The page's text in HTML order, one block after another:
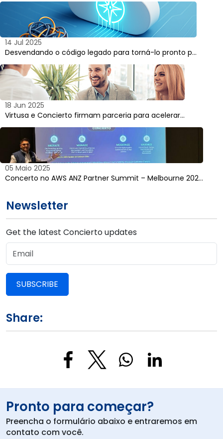
14 Jul 2025
Desvendando o código legado para torná-lo pronto p…
18 Jun 2025
Virtusa e Concierto firmam parceria para acelerar…
05 Maio 2025
Concerto no AWS ANZ Partner Summit – Melbourne 202…
Newsletter
Get the latest Concierto updates
SUBSCRIBE
Share:
Pronto para começar?
Preencha o formulário abaixo e entraremos em
contato com você.